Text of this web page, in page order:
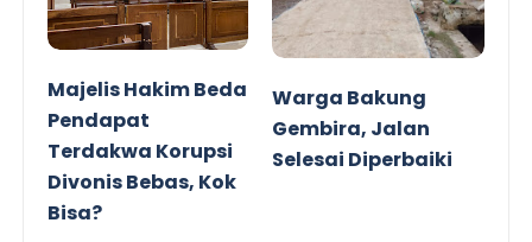
Majelis Hakim Beda
Pendapat
Terdakwa Korupsi
Divonis Bebas, Kok
Bisa?
Warga Bakung
Gembira, Jalan
Selesai Diperbaiki